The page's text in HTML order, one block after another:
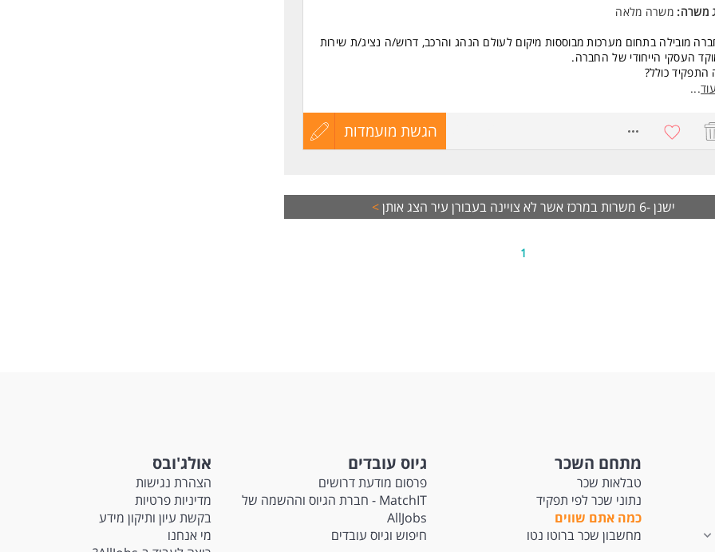
משרה: משרה מלאה
מובילה בתחום מערכות מבוססות מיקום לעולם הנהג והרכב, דרוש/ה נציג/ת שירות
העסקי הייחודי של החברה.
התפקיד כולל?
מענה לשיחות נכנסות ללקוחות עסקיים
המשרה
תקבלו אצלנו?
גבוה
עוד...
הגשת מועמדות
עדכון
ישנן -6 משרות במרכז אשר לא צויינה בעבורן עיר הצג אותן>
1
מתחם השכר
טבלאות שכר
נתוני שכר לפי תפקיד
כמה אתם שווים
מחשבון שכר ברוטו נטו
גיוס עובדים
פרסום מודעת דרושים
MatchIT - חברת הגיוס וההשמה של
AllJobs
חיפוש וגיוס עובדים
אולג'ובס
הצהרת נגישות
מדיניות פרטיות
בקשת עיון ותיקון מידע
מי אנחנו